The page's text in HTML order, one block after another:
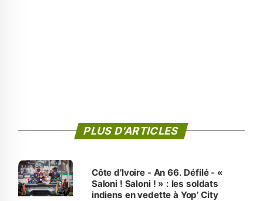
PLUS D'ARTICLES
Côte d’Ivoire - An 66. Défilé - «
Saloni ! Saloni ! » : les soldats
indiens en vedette à Yop’ City